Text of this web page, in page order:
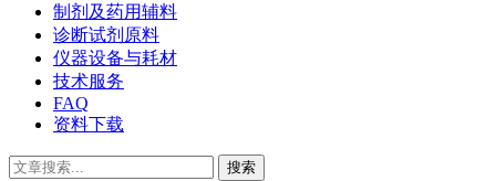
制剂及药用辅料
诊断试剂原料
仪器设备与耗材
技术服务
FAQ
资料下载